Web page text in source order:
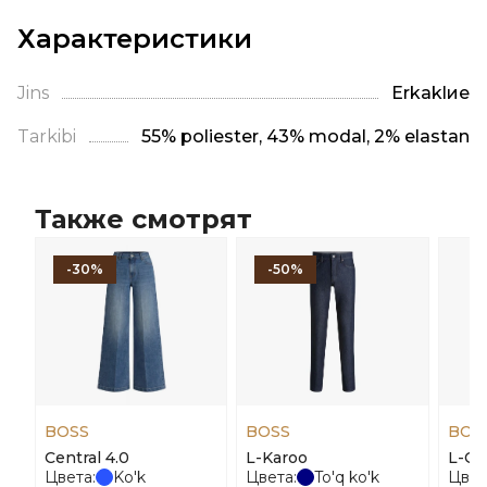
Характеристики
Jins Erkaklие
Tarkibi 55% poliester, 43% modal, 2% elastan
Также смотрят
-30%
BOSS
Central 4.0
Цвета:
Ko'k
-50%
BOSS
L-Karoo
Цвета:
To'q ko'k
L-